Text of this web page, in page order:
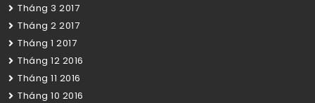
Tháng 3 2017
Tháng 2 2017
Tháng 1 2017
Tháng 12 2016
Tháng 11 2016
Tháng 10 2016